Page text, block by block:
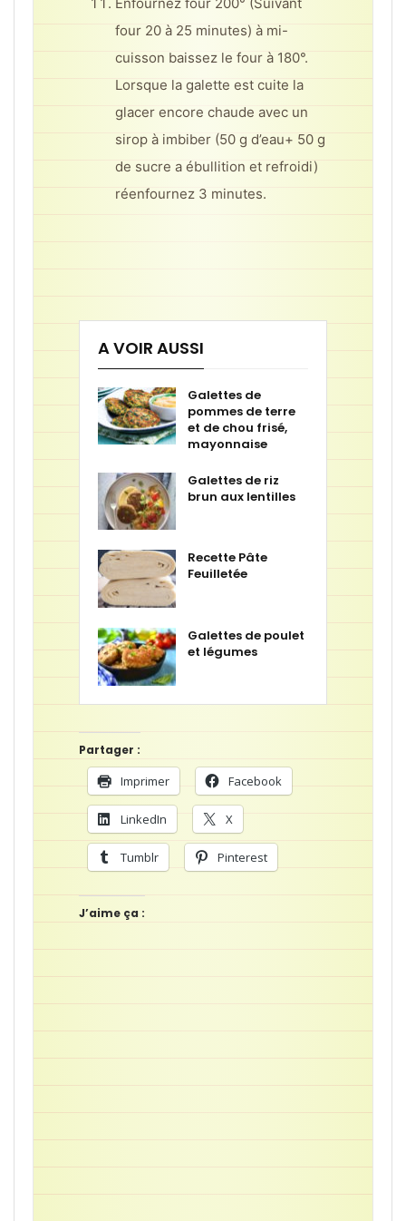
four 20 à 25 minutes) à mi-
cuisson baissez le four à 180°.
Lorsque la galette est cuite la
glacer encore chaude avec un
sirop à imbiber (50 g d’eau+ 50 g
de sucre a ébullition et refroidi)
réenfournez 3 minutes.
A VOIR AUSSI
Galettes de
pommes de terre
et de chou frisé,
mayonnaise
Galettes de riz
brun aux lentilles
Recette Pâte
Feuilletée
Galettes de poulet
et légumes
Partager :
Imprimer Facebook
LinkedIn X
Tumblr Pinterest
J’aime ça :